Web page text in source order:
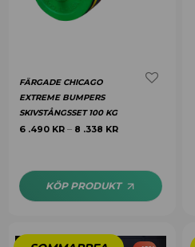
FÄRGADE CHICAGO
EXTREME BUMPERS
SKIVSTÅNGSSET 100 KG
6 .490 KR – 8 .338 KR
KÖP PRODUKT